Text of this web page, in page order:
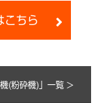
こちら
機(粉砕機)」一覧 >